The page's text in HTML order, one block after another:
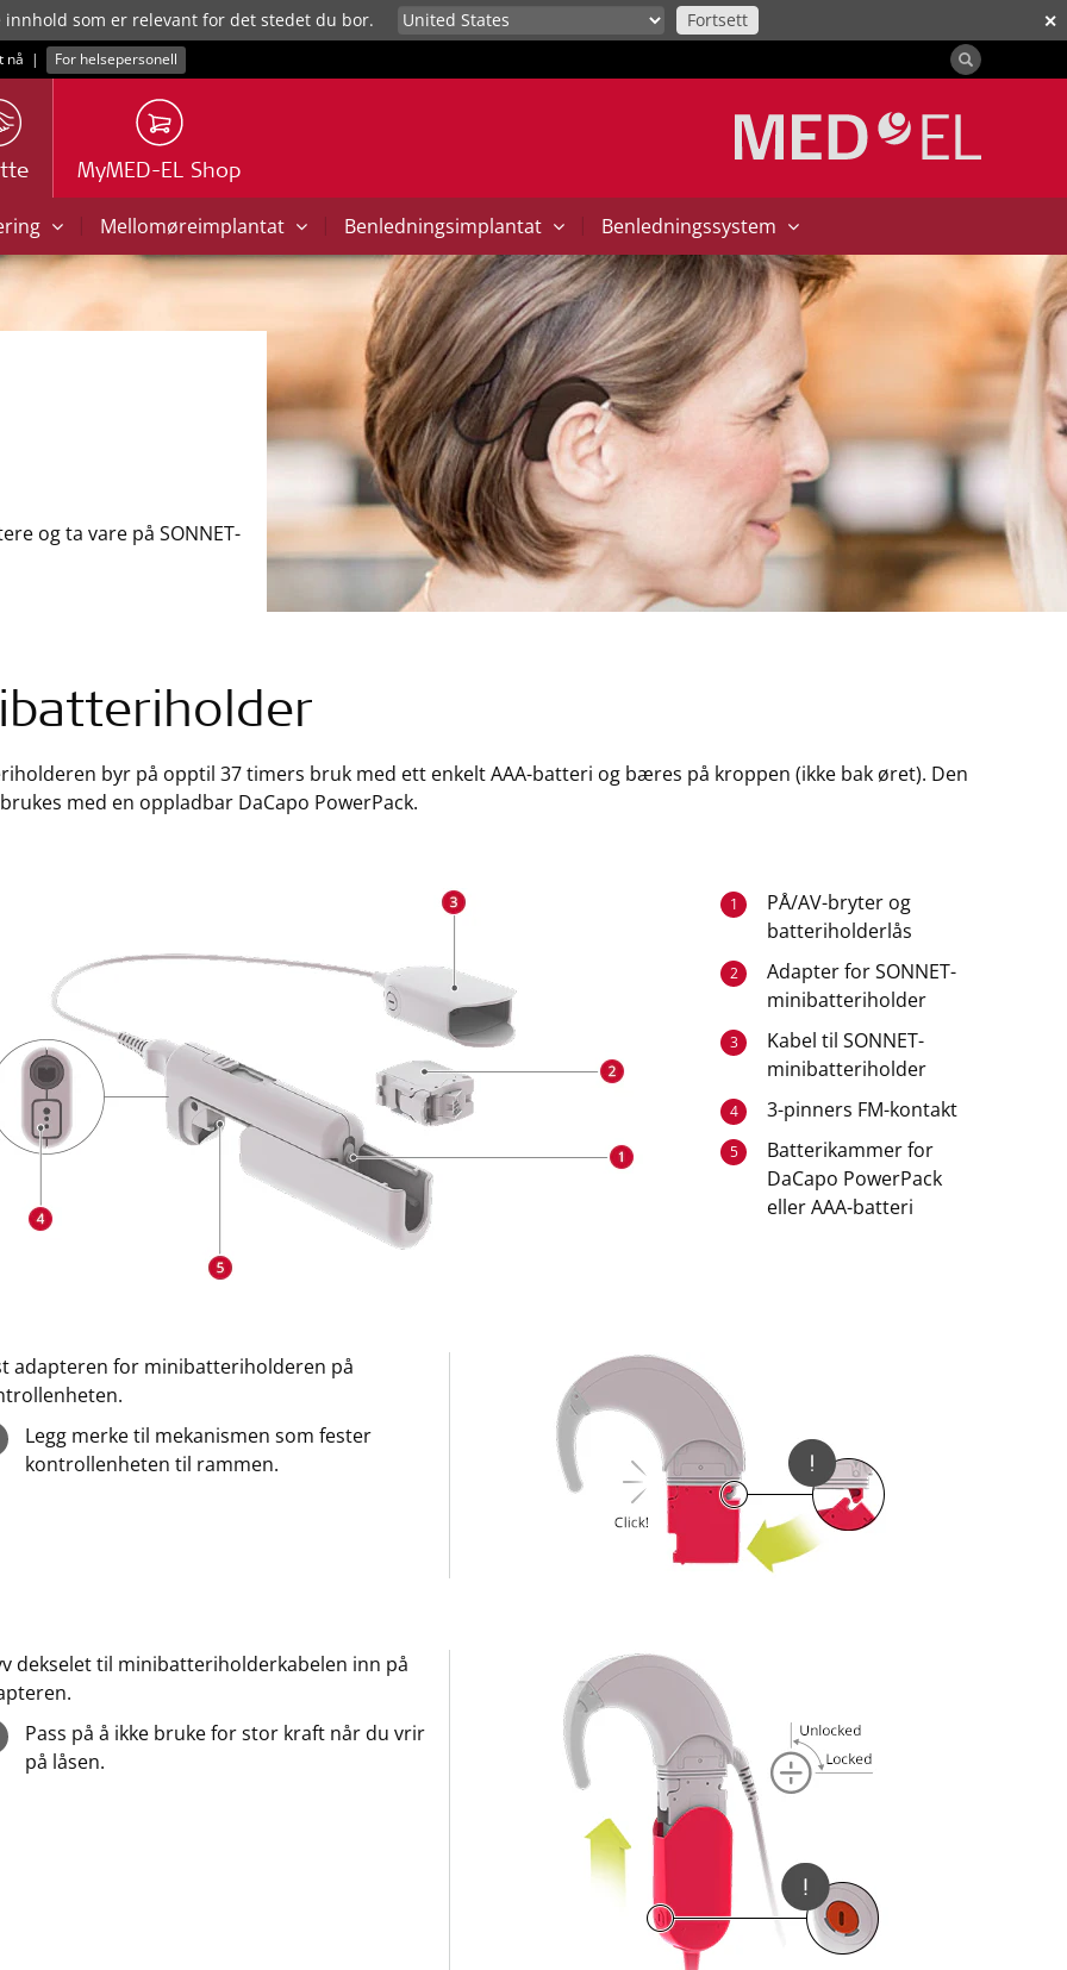
✕
innhold som er relevant for det stedet du bor. Fortsett
nå | For helsepersonell
MyMED-EL Shop
| Mellomøreimplantat | Benledningsimplantat | Benledningssystem
og ta vare på SONNET-
byr på opptil 37 timers bruk med ett enkelt AAA-batteri og bæres på kroppen (ikke bak øret). Den
med en oppladbar DaCapo PowerPack.
1
PÅ/AV-bryter og
batteriholderlås
2
Adapter for SONNET-
minibatteriholder
3
Kabel til SONNET-
minibatteriholder
4 3-pinners FM-kontakt
5
Batterikammer for
DaCapo PowerPack
eller AAA-batteri
adapteren for minibatteriholderen på
Legg merke til mekanismen som fester
kontrollenheten til rammen.
dekselet til minibatteriholderkabelen inn på
Pass på å ikke bruke for stor kraft når du vrir
på låsen.